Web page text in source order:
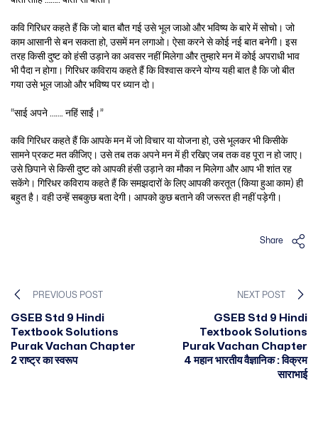
कवि गिरिधर कहते हैं कि जो बात बौत गई उसे भूल जाओ और भविष्य के बारे में सोचो। जो
काम आसानी से बन सकता हो, उसमें मन लगाओ। ऐसा करने से कोई नई बात बनेगी। इस
तरह किसी दुष्ट को हंसी उड़ाने का अवसर नहीं मिलेगा और तुम्हारे मन में कोई अपराधी भाव
भी पैदा न होगा। गिरिधर कविराय कहते हैं कि विश्वास करने योग्य यही बात है कि जो बीत
गया उसे भूल जाओ और भविष्य पर ध्यान दो।
“साई अपने ……. नहिं साईं।”
कवि गिरिधर कहते हैं कि आपके मन में जो विचार या योजना हो, उसे भूलकर भी किसीके
सामने प्रकट मत कीजिए। उसे तब तक अपने मन में ही रखिए जब तक वह पूरा न हो जाए।
उसे छिपाने से किसी दुष्ट को आपकी हंसी उड़ाने का मौका न मिलेगा और आप भी शांत रह
सकेंगे। गिरिधर कविराय कहते हैं कि समझदारों के लिए आपकी करतूत (किया हुआ काम) ही
बहुत है। वही उन्हें सबकुछ बता देगी। आपको कुछ बताने की जरूरत ही नहीं पड़ेगी।
Share
PREVIOUS POST
GSEB Std 9 Hindi
Textbook Solutions
Purak Vachan Chapter
2 राष्ट्र का स्वरूप
NEXT POST
GSEB Std 9 Hindi
Textbook Solutions
Purak Vachan Chapter
4 महान भारतीय वैज्ञानिक : विक्रम
साराभाई